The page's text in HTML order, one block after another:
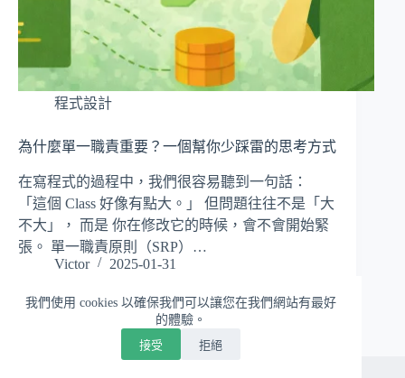
我們使用 cookies 以確保我們可以讓您在我們網站有最好
的體驗。
接受 拒絕
程式設計
為什麼單一職責重要？一個幫你少踩雷的思考方式
在寫程式的過程中，我們很容易聽到一句話：
「這個 Class 好像有點大。」 但問題往往不是「大
不大」， 而是 你在修改它的時候，會不會開始緊
張。 單一職責原則（SRP）…
Victor
2025-01-31